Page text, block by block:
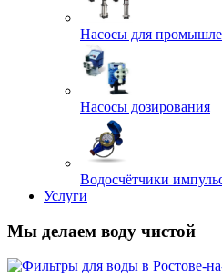
Насосы для
Насосы дозирования
Водосчётчики
Услуги
Мы делаем воду чистой